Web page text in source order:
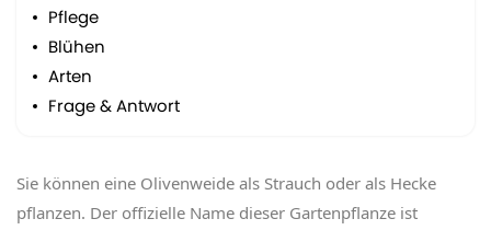
Sie können eine Olivenweide als Strauch oder als Hecke
pflanzen. Der offizielle Name dieser Gartenpflanze ist
Pflege
Blühen
Arten
Frage & Antwort